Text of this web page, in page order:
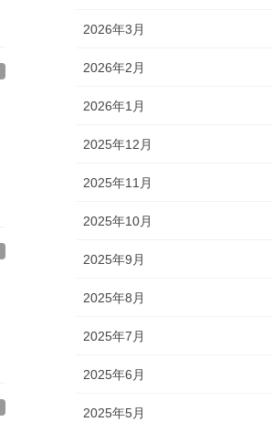
2026年3月
2026年2月
2026年1月
2025年12月
2025年11月
2025年10月
2025年9月
2025年8月
2025年7月
2025年6月
2025年5月